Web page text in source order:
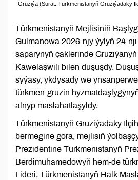
Gruziýa (Surat: Türkmenistanyň Gruziýadaky
Türkmenistanyň Mejlisiniň
Gulmanowa 2026-njy ýylyň 24-
saparynyň çäklerinde
Kawelaşwili bilen duşuşdy.
syýasy, ykdysady we
türkmen-gruzin
alnyp maslahatlaşyldy.
Türkmenistanyň Gruziýadaky
bermegine görä, mejlisiň
Prezidentine Türkmenistanyň
Berdimuhamedowyň hem-de
Lideri, Türkmenistanyň Halk